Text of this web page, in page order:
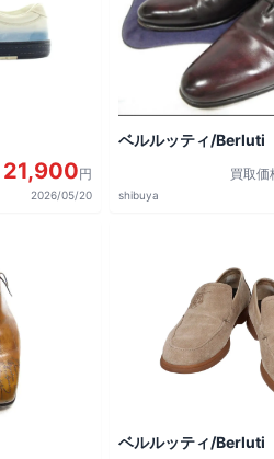
21,900円
2026/05/20
ベルルッティ/Berluti
買取価
shibuya
ベルルッティ/Berluti